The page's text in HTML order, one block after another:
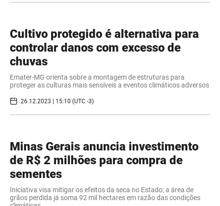
Cultivo protegido é alternativa para
controlar danos com excesso de
chuvas
Emater-MG orienta sobre a montagem de estruturas para
proteger as culturas mais sensíveis a eventos climáticos adversos
26.12.2023 | 15:10 (UTC -3)
Minas Gerais anuncia investimento
de R$ 2 milhões para compra de
sementes
Iniciativa visa mitigar os efeitos da seca no Estado; a área de
grãos perdida já soma 92 mil hectares em razão das condições